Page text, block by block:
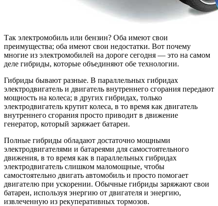
Так электромобиль или бензин? Оба имеют свои
преимущества; оба имеют свои недостатки. Вот почему
многие из электромобилей на дороге сегодня — это на самом
деле гибриды, которые объединяют обе технологии.
Гибриды бывают разные. В параллельных гибридах
электродвигатель и двигатель внутреннего сгорания передают
мощность на колеса; в других гибридах, только
электродвигатель крутит колеса, в то время как двигатель
внутреннего сгорания просто приводит в движение
генератор, который заряжает батареи.
Полные гибриды обладают достаточно мощными
электродвигателями и батареями для самостоятельного
движения, в то время как в параллельных гибридах
электродвигатель слишком маломощные, чтобы
самостоятельно двигать автомобиль и просто помогает
двигателю при ускорении. Обычные гибриды заряжают свои
батареи, используя энергию от двигателя и энергию,
извлеченную из рекуперативных тормозов.